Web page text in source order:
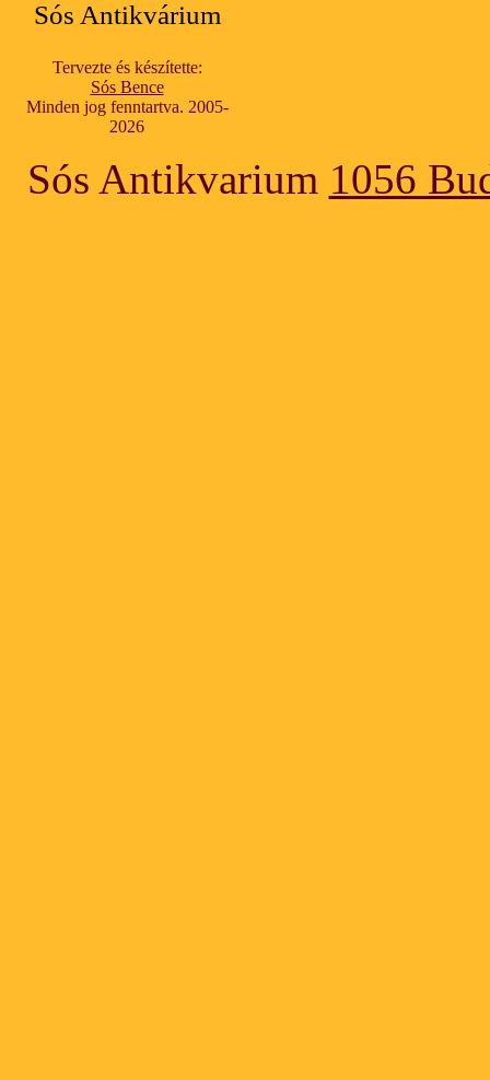
Sós Antikvárium
Tervezte és készítette:
Sós Bence
Minden jog fenntartva. 2005-
2026
Sós Antikvarium 1056